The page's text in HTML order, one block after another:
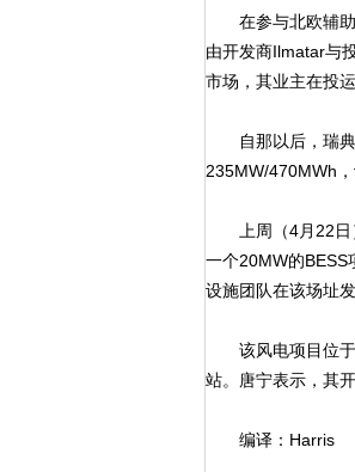
在参与北欧辅助
由开发商Ilmatar与
市场，其业主在投
自那以后，瑞典
235MW/470MWh
上周（4月22日）
一个20MW的BESS
设施团队在该场址
该风电项目位于
站。唐宁表示，其
编译：Harris